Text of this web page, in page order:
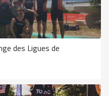
des Ligues de